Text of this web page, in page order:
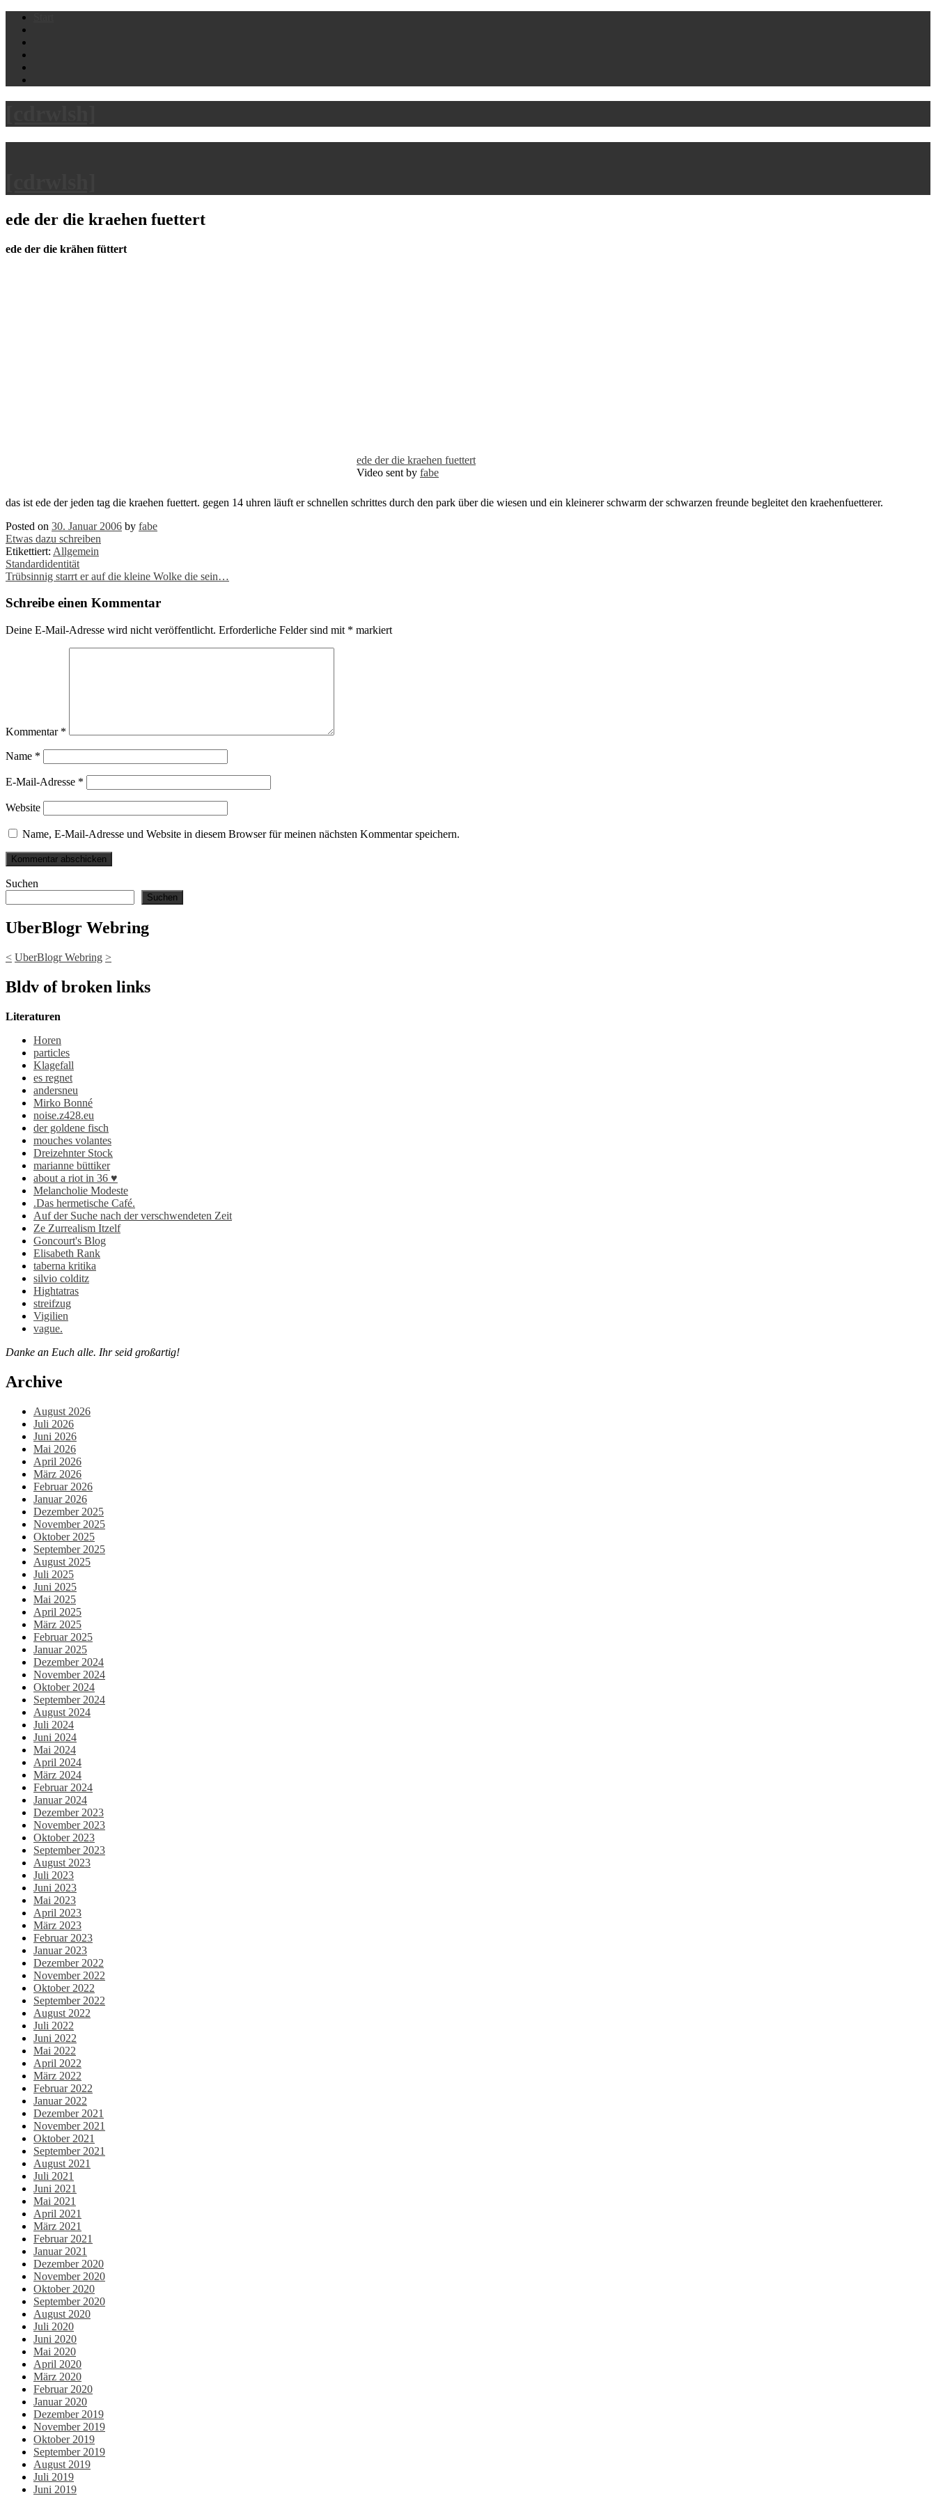
Skip
content
ede der die kraehen fuettert
ede der die krähen füttert
ede der die kraehen fuettert
Video sent by fabe
das ist ede der jeden tag die kraehen fuettert. gegen 14 uhren läuft er schnellen schrittes durch den park über die wiesen und ein kleinerer schwarm der schwarzen freunde begleitet den kraehenfuetterer.
Posted on 30. Januar 2006 by fabe
Etwas dazu schreiben
Etikettiert: Allgemein
Post
navigation
Standardidentität
Trübsinnig starrt er auf die kleine Wolke die sein…
Schreibe einen Kommentar
Deine E-Mail-Adresse wird nicht veröffentlicht. Erforderliche Felder sind mit * markiert
Kommentar *
Name *
E-Mail-Adresse *
Website
Name, E-Mail-Adresse und Website in diesem Browser für meinen nächsten Kommentar speichern.
Suchen
Suchen
UberBlogr Webring
< UberBlogr Webring >
Bldv of broken links
Literaturen
Horen
particles
Klagefall
es regnet
andersneu
Mirko Bonné
noise.z428.eu
der goldene fisch
mouches volantes
Dreizehnter Stock
marianne büttiker
about a riot in 36 ♥
Melancholie Modeste
.Das hermetische Café.
Auf der Suche nach der verschwendeten Zeit
Ze Zurrealism Itzelf
Goncourt's Blog
Elisabeth Rank
taberna kritika
silvio colditz
Hightatras
streifzug
Vigilien
vague.
Danke an Euch alle. Ihr seid großartig!
Archive
August 2026
Juli 2026
Juni 2026
Mai 2026
April 2026
März 2026
Februar 2026
Januar 2026
Dezember 2025
November 2025
Oktober 2025
September 2025
August 2025
Juli 2025
Juni 2025
Mai 2025
April 2025
März 2025
Februar 2025
Januar 2025
Dezember 2024
November 2024
Oktober 2024
September 2024
August 2024
Juli 2024
Juni 2024
Mai 2024
April 2024
März 2024
Februar 2024
Januar 2024
Dezember 2023
November 2023
Oktober 2023
September 2023
August 2023
Juli 2023
Juni 2023
Mai 2023
April 2023
März 2023
Februar 2023
Januar 2023
Dezember 2022
November 2022
Oktober 2022
September 2022
August 2022
Juli 2022
Juni 2022
Mai 2022
April 2022
März 2022
Februar 2022
Januar 2022
Dezember 2021
November 2021
Oktober 2021
September 2021
August 2021
Juli 2021
Juni 2021
Mai 2021
April 2021
März 2021
Februar 2021
Januar 2021
Dezember 2020
November 2020
Oktober 2020
September 2020
August 2020
Juli 2020
Juni 2020
Mai 2020
April 2020
März 2020
Februar 2020
Januar 2020
Dezember 2019
November 2019
Oktober 2019
September 2019
August 2019
Juli 2019
Juni 2019